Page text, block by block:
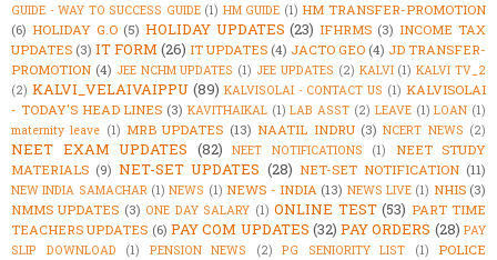
GUIDE - WAY TO SUCCESS GUIDE (1) HM GUIDE (1) HM TRANSFER-PROMOTION
(6) HOLIDAY G.O (5) HOLIDAY UPDATES (23) IFHRMS (3) INCOME TAX
UPDATES (3) IT FORM (26) IT UPDATES (4) JACTO GEO (4) JD TRANSFER-
PROMOTION (4) JEE NCHM UPDATES (1) JEE UPDATES (2) KALVI (1) KALVI TV_2
(2) KALVI_VELAIVAIPPU (89) KALVISOLAI - CONTACT US (1) KALVISOLAI
- TODAY'S HEAD LINES (3) KAVITHAIKAL (1) LAB ASST (2) LEAVE (1) LOAN (1)
maternity leave (1) MRB UPDATES (13) NAATIL INDRU (3) NCERT NEWS (2)
NEET EXAM UPDATES (82) NEET NOTIFICATIONS (1)
NEET STUDY
MATERIALS (9) NET-SET UPDATES (28) NET-SET NOTIFICATION (11)
NEW INDIA SAMACHAR (1) NEWS (1) NEWS - INDIA (13) NEWS LIVE (1) NHIS (3)
NMMS UPDATES (3) ONE DAY SALARY (1) ONLINE TEST (53) PART TIME
TEACHERS UPDATES (6) PAY COM UPDATES (32) PAY ORDERS (28) PAY
SLIP DOWNLOAD
(1) PENSION NEWS (2) PG SENIORITY LIST (1)
POLICE